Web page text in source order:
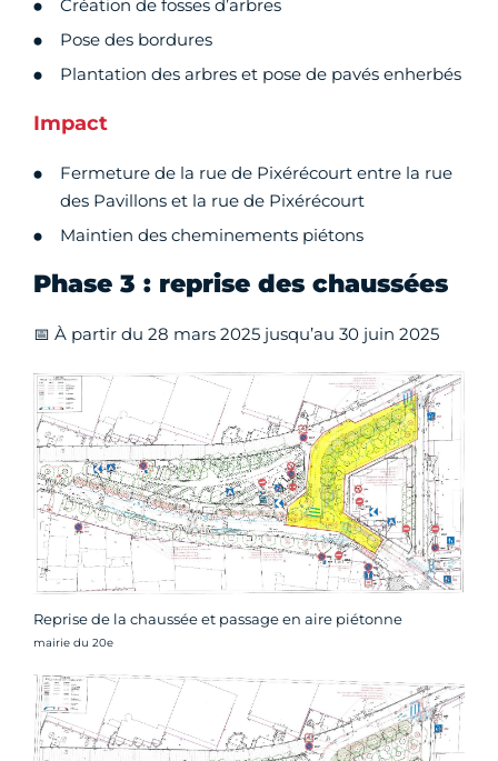
Création de fosses d’arbres
Pose des bordures
Plantation des arbres et pose de pavés enherbés
Impact
Fermeture de la rue de Pixérécourt entre la rue
des Pavillons et la rue de Pixérécourt
Maintien des cheminements piétons
Phase 3 : reprise des chaussées
📅 À partir du 28 mars 2025 jusqu’au 30 juin 2025
Reprise de la chaussée et passage en aire piétonne
Crédit photo :
mairie du 20e